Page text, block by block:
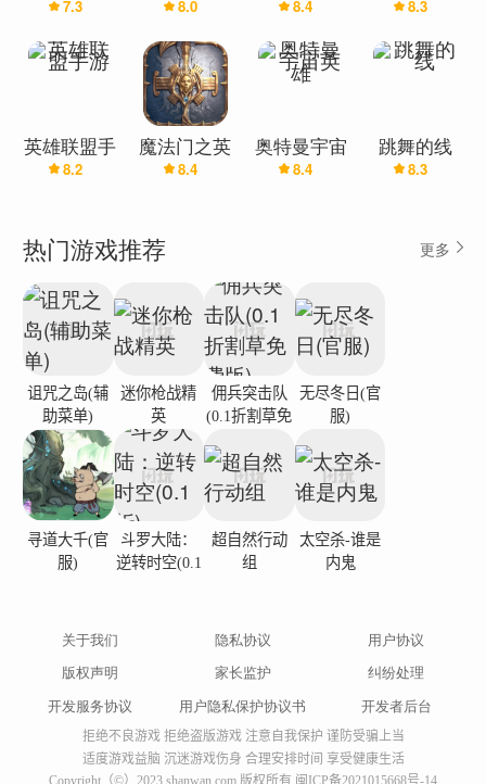
尸英雄(pvz
英雄)
7.3
英雄
8.0
英雄
8.4
英雄2-二周
年庆
8.3
英雄联盟手
游
8.2
魔法门之英
雄无敌：王
8.4
奥特曼宇宙
英雄
8.4
跳舞的线
8.3
热门游戏推荐 更多
诅咒之岛(辅
助菜单)
迷你枪战精
英
佣兵突击队
(0.1折割草免
无尽冬日(官
服)
寻道大千(官
服)
斗罗大陆：
逆转时空(0.1
超自然行动
组
太空杀-谁是
内鬼
关于我们 隐私协议
用户协议
版权声明
家长监护
纠纷处理
开发服务协议
用户隐私保护协议书 开发者后台
拒绝不良游戏 拒绝盗版游戏 注意自我保护 谨防受骗上当
适度游戏益脑 沉迷游戏伤身 合理安排时间 享受健康生活